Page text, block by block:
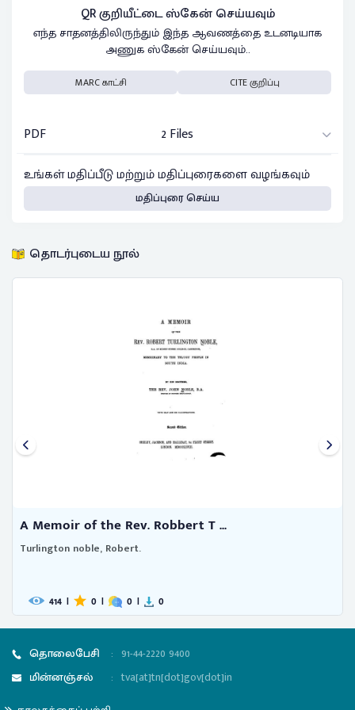
QR குறியீட்டை ஸ்கேன் செய்யவும்
எந்த சாதனத்திலிருந்தும் இந்த ஆவணத்தை உடனடியாக
அணுக ஸ்கேன் செய்யவும்..
MARC காட்சி CITE குறிப்பு
PDF
2 Files
உங்கள் மதிப்பீடு மற்றும் மதிப்புரைகளை வழங்கவும்
மதிப்புரை செய்ய
தொடர்புடைய நூல்
of the Rev. Robbert T ...
noble, Robert.
0 | 0 | 0
தொலைபேசி : 91-44-2220 9400
மின்னஞ்சல்
: tva[at]tn[dot]gov[dot]in